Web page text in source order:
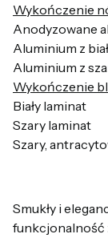
Wykończenie
Anodyzowane
Aluminium z
Aluminium z
Wykończenie
Biały laminat
Szary laminat
Szary,
Smukły i
funkcjonalność